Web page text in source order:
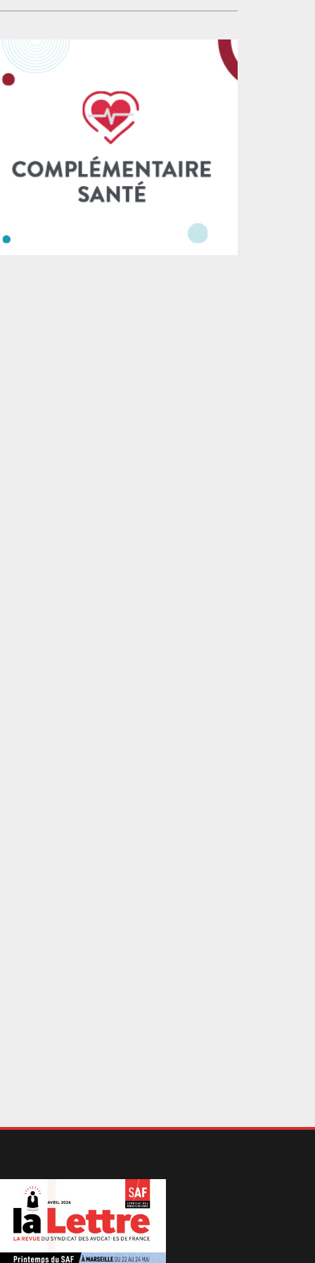
nous nous opposerons au détournement
cliniques juridiques pour faire de l’accès au
ou pire l’accès à la justice low cost. Les
de l’aide
rencontrer, de se parler, de résoudre par
; aujourd’hui c’est le règne du
et de la surveillance quand ce n’est pas
de l’exclusion d’une partie de ceux qui y
les avocats, à l’image du palais de
de Paris, high-tech aux pieds d’argile. Au-
de la forme, c’est la fonctionnalité même
est ségrégative : qu’il s’agisse de montrer
blanche à tous les étages avec un badge –
les avocats qui ne sont pas du ressort
un petit interphone qu’il faut solliciter
rencontrer greffier ou magistrat. Le CNB